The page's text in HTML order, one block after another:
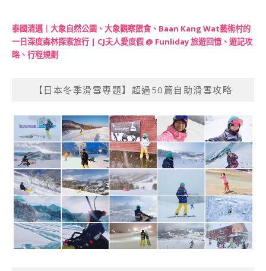
泰國清邁｜大象自然公園、大象觀察餵食、Baan Kang Wat藝術村的
一日深度森林探索旅行 | CJ夫人愛度假 @ Funliday 旅遊回憶、遊記攻
略、行程規劃
【日本冬季滑雪專題】超過50篇自助滑雪攻略